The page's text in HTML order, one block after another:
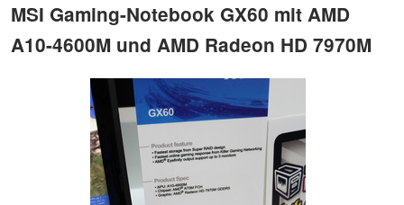
MSI Gaming-Notebook GX60 mit AMD
A10-4600M und AMD Radeon HD 7970M